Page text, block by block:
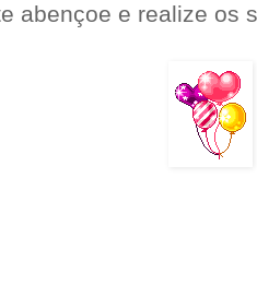
abençoe e realize os